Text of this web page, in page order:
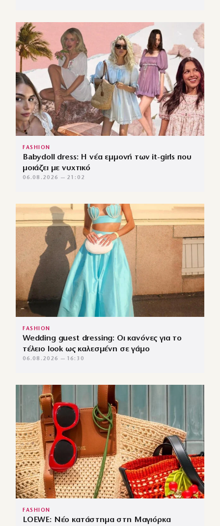
FASHION
Babydoll dress: Η νέα εμμονή των it-girls που
μοιάζει με νυχτικό
06.08.2026 — 21:02
FASHION
Wedding guest dressing: Οι κανόνες για το
τέλειο look ως καλεσμένη σε γάμο
06.08.2026 — 16:30
FASHION
LOEWE: Νέο κατάστημα στη Μαγιόρκα